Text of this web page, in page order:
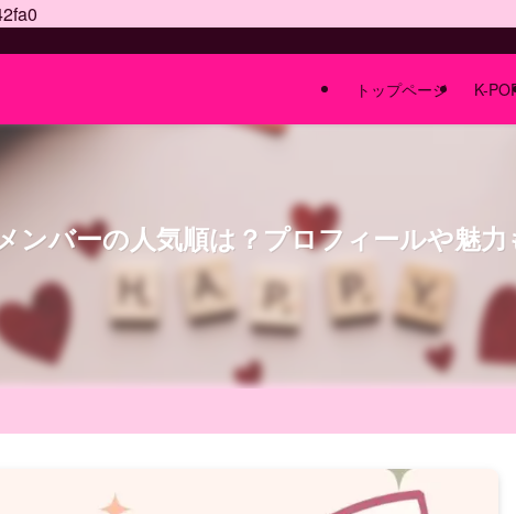
トップページ K-
ンバーの人気順は？プロフィールや魅力